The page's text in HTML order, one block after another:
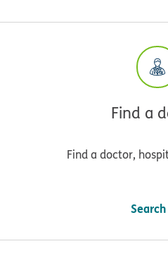
Find a
Find a doctor,
Search